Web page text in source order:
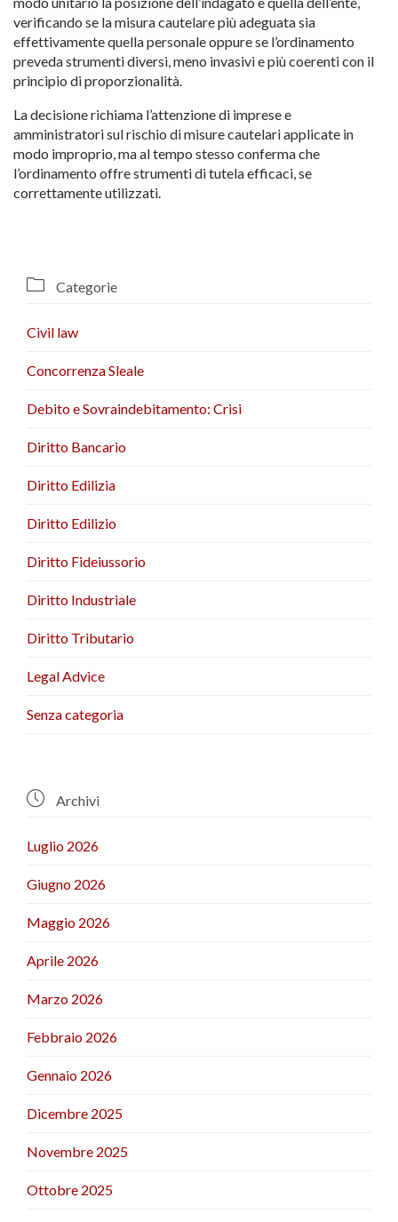
verificando se la misura cautelare più adeguata sia
effettivamente quella personale oppure se l’ordinamento
preveda strumenti diversi, meno invasivi e più coerenti con il
principio di proporzionalità.
La decisione richiama l’attenzione di imprese e
amministratori sul rischio di misure cautelari applicate in
modo improprio, ma al tempo stesso conferma che
l’ordinamento offre strumenti di tutela efficaci, se
correttamente utilizzati.
 Categorie
Civil law
Concorrenza Sleale
Debito e Sovraindebitamento: Crisi
Diritto Bancario
Diritto Edilizia
Diritto Edilizio
Diritto Fideiussorio
Diritto Industriale
Diritto Tributario
Legal Advice
Senza categoria
 Archivi
Luglio 2026
Giugno 2026
Maggio 2026
Aprile 2026
Marzo 2026
Febbraio 2026
Gennaio 2026
Dicembre 2025
Novembre 2025
Ottobre 2025